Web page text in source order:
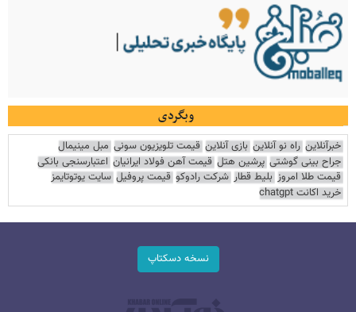
وبگردی
خبرآنلاین راه نو آنلاین بازی آنلاین قیمت تلویزیون سونی مبل مینیمال
جراح بینی گوشتی پرشین هتل قیمت آهن فولاد ایرانیان اعتبارسنجی بانکی
قیمت طلا امروز بلیط قطار شرکت رادوکو قیمت پروفیل سایت یوتوتایمز
خرید اکانت chatgpt
نسخه دسکتاپ